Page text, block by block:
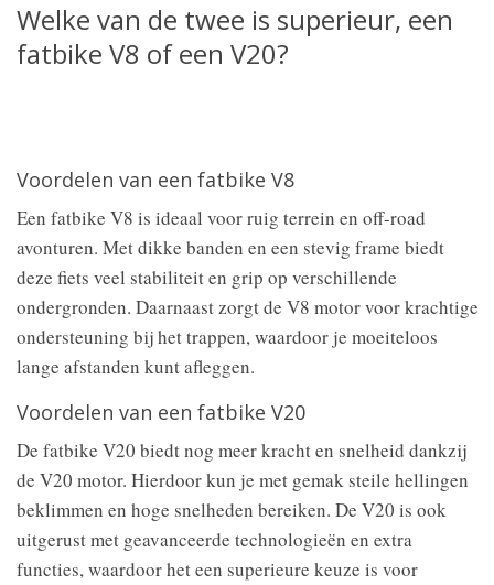
Welke van de twee is superieur, een
fatbike V8 of een V20?
Voordelen van een fatbike V8
Een fatbike V8 is ideaal voor ruig terrein en off-road
avonturen. Met dikke banden en een stevig frame biedt
deze fiets veel stabiliteit en grip op verschillende
ondergronden. Daarnaast zorgt de V8 motor voor krachtige
ondersteuning bij het trappen, waardoor je moeiteloos
lange afstanden kunt afleggen.
Voordelen van een fatbike V20
De fatbike V20 biedt nog meer kracht en snelheid dankzij
de V20 motor. Hierdoor kun je met gemak steile hellingen
beklimmen en hoge snelheden bereiken. De V20 is ook
uitgerust met geavanceerde technologieën en extra
functies, waardoor het een superieure keuze is voor